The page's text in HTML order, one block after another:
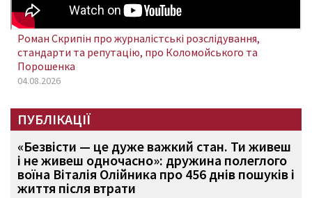
Роман Скрипін про журналістські розслідування,
стандарти та репутацію, про Коломойського та
Порошенка
04.08.2026
ПУБЛІКАЦІЇ
«Безвісти — це дуже важкий стан. Ти живеш
і не живеш одночасно»: дружина полеглого
воїна Віталія Олійника про 456 днів пошуків і
життя після втрати